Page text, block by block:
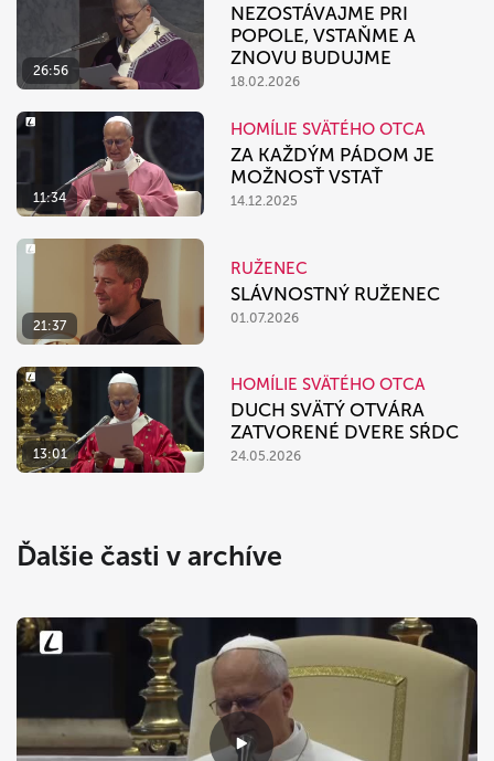
26:56
NEZOSTÁVAJME PRI
POPOLE, VSTAŇME A
ZNOVU BUDUJME
18.02.2026
11:34
HOMÍLIE SVÄTÉHO OTCA
ZA KAŽDÝM PÁDOM JE
MOŽNOSŤ VSTAŤ
14.12.2025
21:37
RUŽENEC
SLÁVNOSTNÝ RUŽENEC
01.07.2026
13:01
HOMÍLIE SVÄTÉHO OTCA
DUCH SVÄTÝ OTVÁRA
ZATVORENÉ DVERE SŔDC
24.05.2026
Ďalšie časti v archíve